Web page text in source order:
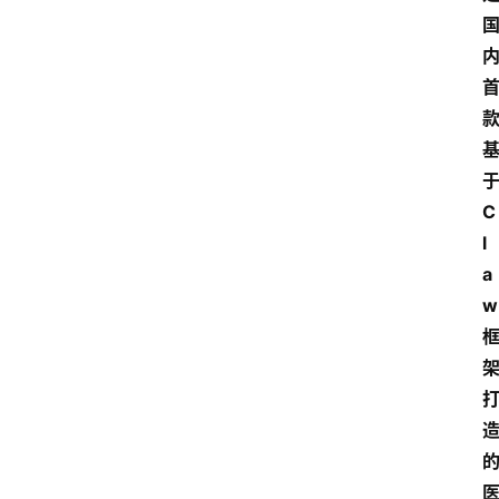
国
内
首
款
基
于
C
l
a
w
框
架
打
造
的
医